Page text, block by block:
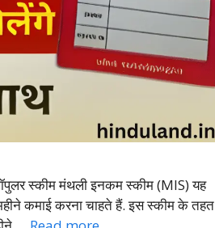
स्कीम मंथली इनकम स्कीम (MIS) यह
कमाई करना चाहते हैं. इस स्कीम के तहत